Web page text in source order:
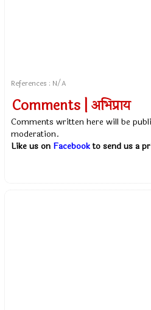
References : N/A
Comments | अभिप्राय
Comments written here will be
moderation.
Like us on Facebookto send us a